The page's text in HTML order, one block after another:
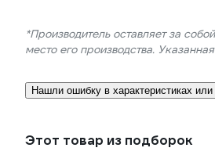
*Производитель оставляет за
место его производства.
Нашли ошибку в характеристиках или
Этот товар из подборок